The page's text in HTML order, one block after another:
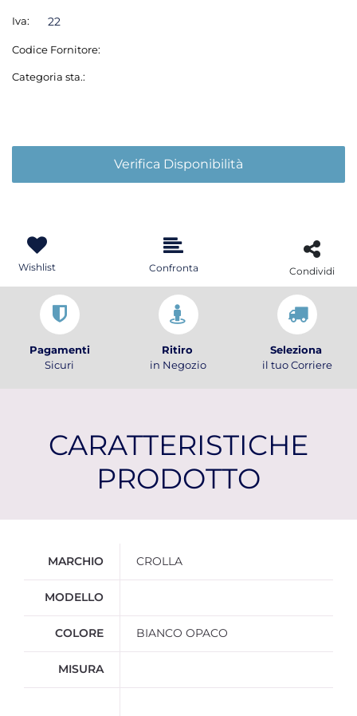
Iva: 22
Codice Fornitore:
Categoria sta.:
Verifica Disponibilità
Wishlist Confronta Condividi
Pagamenti
Sicuri
Ritiro
in Negozio
Seleziona
il tuo Corriere
CARATTERISTICHE
PRODOTTO
MARCHIO CROLLA
MODELLO
COLORE BIANCO OPACO
MISURA